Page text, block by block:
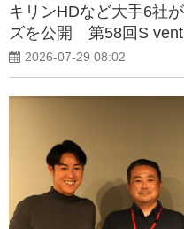
キリンHDなど大手6社
ズを公開 第58回S
2026-07-29 08:02